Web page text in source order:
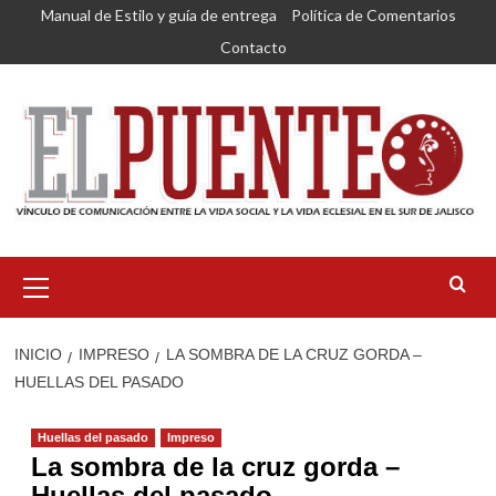
Saltar
contenido
Manual de Estilo y guía de entrega
Política de Comentarios
Contacto
primario
INICIO IMPRESO
LA SOMBRA DE LA CRUZ GORDA –
HUELLAS DEL PASADO
Huellas del pasado Impreso
La sombra de la cruz gorda –